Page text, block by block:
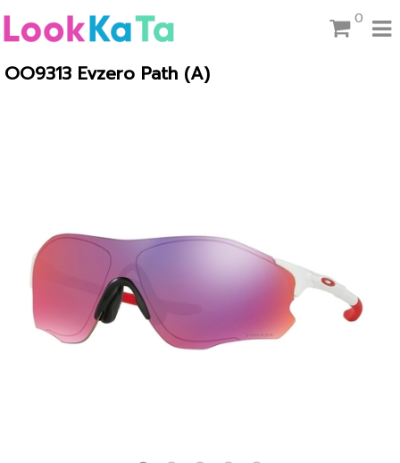
0
OO9313 Evzero Path (A)